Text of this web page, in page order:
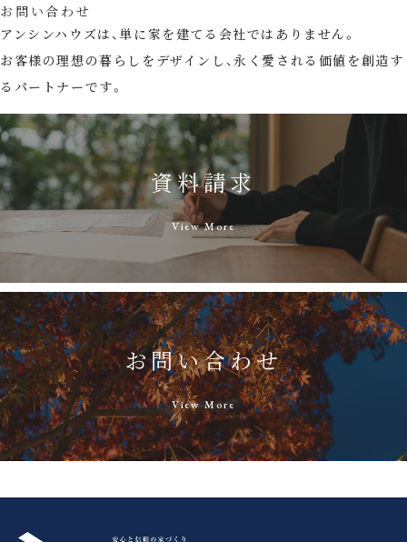
お問い合わせ
アンシンハウズは、単に家を建てる会社ではありません。
お客様の理想の暮らしをデザインし、永く愛される価値を創造す
るパートナーです。
資料請求
View More
お問い合わせ
View More